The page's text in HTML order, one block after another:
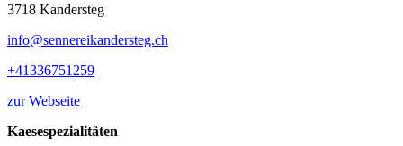
3718 Kandersteg
info@sennereikandersteg.ch
+41336751259
zur Webseite
Kaesespezialitäten